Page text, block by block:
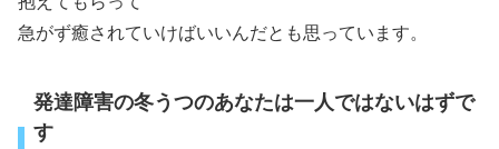
急がず癒されていけばいいんだとも思っています。
発達障害の冬うつのあなたは一人ではないはずで
す